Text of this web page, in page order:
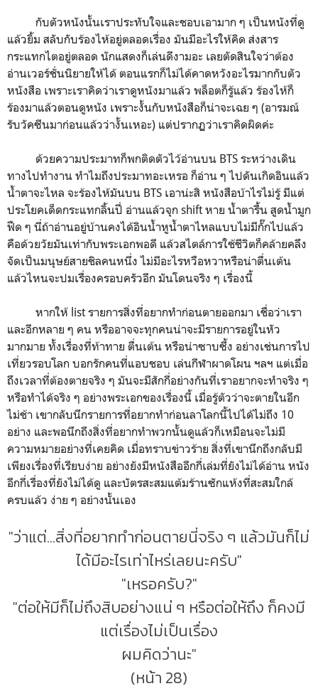
กับตัวหนังนั้นเราประทับใจและชอบเอามาก ๆ เป็นหนังที่ดู
แล้วยิ้ม สลับกับร้องไห้อยู่ตลอดเรื่อง มันมีอะไรให้คิด ส่งสาร
กระแทกไตอยู่ตลอด นักแสดงก็เล่นดีงามอะ เลยตัดสินใจว่าต้อง
อ่านเวอร์ชั่นนิยายให้ได้ ตอนแรกก็ไม่ได้คาดหวังอะไรมากกับตัว
หนังสือ เพราะเราคิดว่าเราดูหนังมาแล้ว พล็อตก็รู้แล้ว ร้องไห้ก็
ร้องมาแล้วตอนดูหนัง เพราะงั้นกับหนังสือก็น่าจะเฉย ๆ (อารมณ์
รับวัคซีนมาก่อนแล้วว่างั้นเหอะ) แต่ปรากฏว่าเราคิดผิดค่ะ
ด้วยความประมาทก็พกติดตัวไว้อ่านบน BTS ระหว่างเดิน
ทางไปทำงาน ทำไมถึงประมาทอะเหรอ ก็อ่าน ๆ ไปดันเกิดอินแล้ว
น้ำตาจะไหล จะร้องไห้มันบน BTS เอาน่ะสิ หนังสือบ้าไรไม่รู้ มีแต่
ประโยคเด็ดกระแทกลิ้นปี่ อ่านแล้วจุก shift หาย น้ำตารื้น สูดน้ำมูก
ฟืด ๆ นี่ถ้าอ่านอยู่บ้านคงได้อินน้ำหูน้ำตาไหลแบบไม่มีกั๊กไปแล้ว
คือด้วยวัยมันเท่ากับพระเอกพอดี แล้วสไตล์การใช้ชีวิตก็คล้ายคลึง
จัดเป็นมนุษย์สายชิลคนหนึ่ง ไม่มีอะไรหวือหวาหรือน่าตื่นเต้น
แล้วไหนจะปมเรื่องครอบครัวอีก มันโดนจริง ๆ เรื่องนี้
หากให้ list รายการสิ่งที่อยากทำก่อนตายออกมา เชื่อว่าเรา
และอีกหลาย ๆ คน หรืออาจจะทุกคนน่าจะมีรายการอยู่ในหัว
มากมาย ทั้งเรื่องที่ท้าทาย ตื่นเต้น หรือน่าซาบซึ้ง อย่างเช่นการไป
เที่ยวรอบโลก บอกรักคนที่แอบชอบ เล่นกีฬาผาดโผน ฯลฯ แต่เมื่อ
ถึงเวลาที่ต้องตายจริง ๆ มันจะมีสักกี่อย่างกันที่เราอยากจะทำจริง ๆ
หรือทำได้จริง ๆ อย่างพระเอกของเรื่องนี้ เมื่อรู้ตัวว่าจะตายในอีก
ไม่ช้า เขากลับนึกรายการที่อยากทำก่อนลาโลกนี้ไปได้ไม่ถึง 10
อย่าง และพอนึกถึงสิ่งที่อยากทำพวกนั้นดูแล้วก็เหมือนจะไม่มี
ความหมายอย่างที่เคยคิด เมื่อทราบข่าวร้าย สิ่งที่เขานึกถึงกลับมี
เพียงเรื่องที่เรียบง่าย อย่างยังมีหนังสืออีกกี่เล่มที่ยังไม่ได้อ่าน หนัง
อีกกี่เรื่องที่ยังไม่ได้ดู และบัตรสะสมแต้มร้านซักแห้งที่สะสมใกล้
ครบแล้ว ง่าย ๆ อย่างนั้นเอง
"ว่าแต่...สิ่งที่อยากทำก่อนตายนี่จริง ๆ แล้วมันก็ไม่
ได้มีอะไรเท่าไหร่เลยนะครับ"
"เหรอครับ?"
"ต่อให้มีก็ไม่ถึงสิบอย่างแน่ ๆ หรือต่อให้ถึง ก็คงมี
แต่เรื่องไม่เป็นเรื่อง
ผมคิดว่านะ"
(หน้า 28)